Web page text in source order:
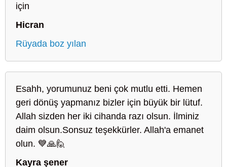
için
Hicran
Rüyada boz yılan
Esahh, yorumunuz beni çok mutlu etti. Hemen
geri dönüş yapmanız bizler için büyük bir lütuf.
Allah sizden her iki cihanda razı olsun. İlminiz
daim olsun.Sonsuz teşekkürler. Allah'a emanet
olun. 💙🙏🙋
Kayra şener